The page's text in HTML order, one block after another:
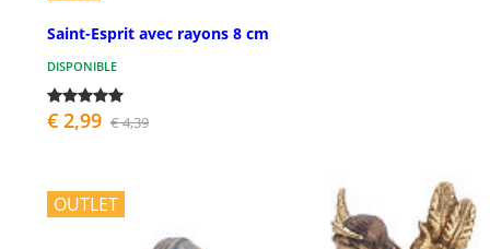
Saint-Esprit avec rayons 8 cm
DISPONIBLE
€ 2,99 € 4,39
OUTLET